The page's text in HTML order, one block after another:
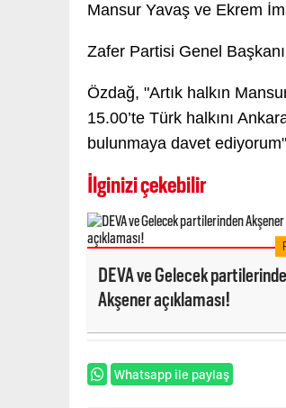
Mansur Yavaş ve Ekrem
Zafer Partisi Genel
Özdağ, "Artık halkın
15.00’te Türk halkını
bulunmaya davet
İlginizi çekebilir
DEVA ve Gelecek
Akşener açıklaması!
Whatsapp ile paylaş